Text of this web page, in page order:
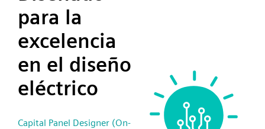
para la
excelencia
en el diseño
eléctrico
Capital Panel Designer (On-